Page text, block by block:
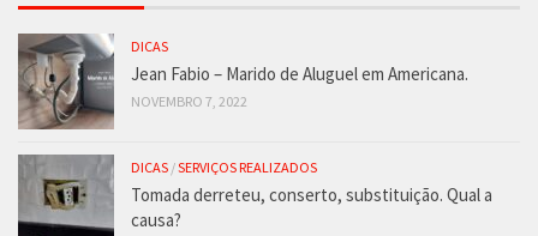
DICAS
Jean Fabio – Marido de Aluguel em Americana.
NOVEMBRO 7, 2022
DICAS /SERVIÇOS REALIZADOS
Tomada derreteu, conserto, substituição. Qual a
causa?